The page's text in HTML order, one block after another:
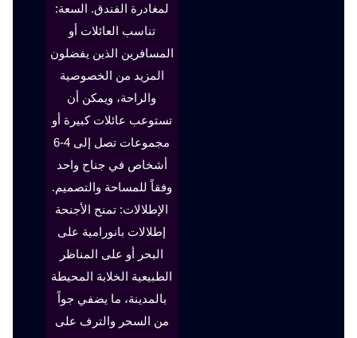
لمغادرة الفندق. السعة:
تناسب العائلات أو
المسافرين الذين يفضلون
المزيد من الخصوصية
والراحة، ويمكن أن
تستوعب عائلات كبيرة أو
مجموعات تصل إلى 4-6
أشخاص في جناح واحد
وفقاً للمساحة والتصميم.
الإطلالات: تمنح الأجنحة
إطلالات بانورامية على
البحر أو على المناظر
الطبيعية الخلابة المحيطة
بالمدينة، ما يضفي جواً
من السحر والترف على